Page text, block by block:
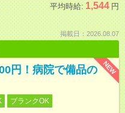
平均時給: 1,544 円
掲載日：2026.08.07
NEW
円！病院で備品の
ブランクOK